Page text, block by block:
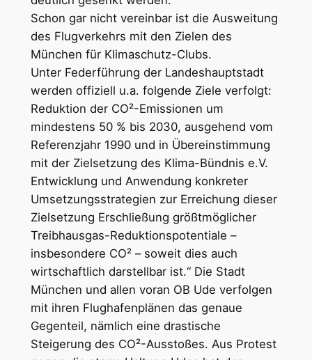
Schon gar nicht vereinbar ist die Ausweitung
des Flugverkehrs mit den Zielen des
München für Klimaschutz-Clubs.
Unter Federführung der Landeshauptstadt
werden offiziell u.a. folgende Ziele verfolgt:
Reduktion der CO²-Emissionen um
mindestens 50 % bis 2030, ausgehend vom
Referenzjahr 1990 und in Übereinstimmung
mit der Zielsetzung des Klima-Bündnis e.V.
Entwicklung und Anwendung konkreter
Umsetzungsstrategien zur Erreichung dieser
Zielsetzung Erschließung größtmöglicher
Treibhausgas-Reduktionspotentiale –
insbesondere CO² – soweit dies auch
wirtschaftlich darstellbar ist.“ Die Stadt
München und allen voran OB Ude verfolgen
mit ihren Flughafenplänen das genaue
Gegenteil, nämlich eine drastische
Steigerung des CO²-Ausstoßes. Aus Protest